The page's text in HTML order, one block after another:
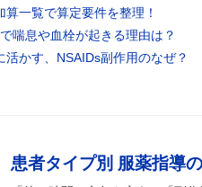
一覧で算定要件を整理！
喘息や血栓が起きる理由は？
活かす、NSAIDs副作用のなぜ？
患者タイプ別 服薬指導